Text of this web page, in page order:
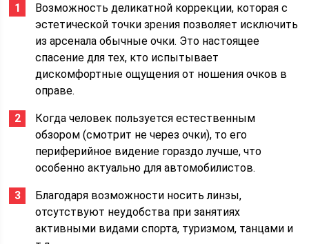
Возможность деликатной коррекции, которая с
эстетической точки зрения позволяет исключить
из арсенала обычные очки. Это настоящее
спасение для тех, кто испытывает
дискомфортные ощущения от ношения очков в
оправе.
Когда человек пользуется естественным
обзором (смотрит не через очки), то его
периферийное видение гораздо лучше, что
особенно актуально для автомобилистов.
Благодаря возможности носить линзы,
отсутствуют неудобства при занятиях
активными видами спорта, туризмом, танцами и